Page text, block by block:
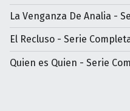
La Venganza De Analia -
El Recluso - Serie
Quien es Quien - Serie